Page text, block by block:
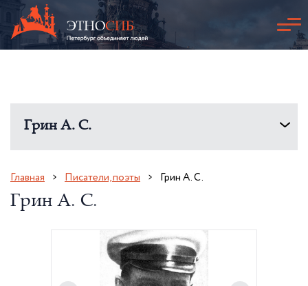
Грин А. С.
Главная Писатели, поэты Грин А. С.
Грин А. С.